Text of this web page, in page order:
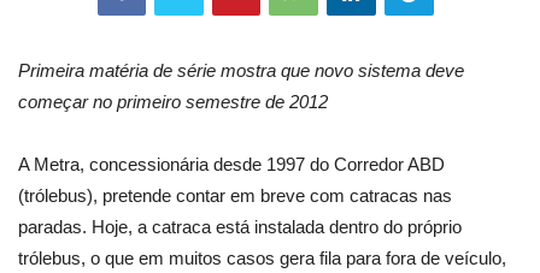
Primeira matéria de série mostra que novo sistema deve
começar no primeiro semestre de 2012
A Metra, concessionária desde 1997 do Corredor ABD
(trólebus), pretende contar em breve com catracas nas
paradas. Hoje, a catraca está instalada dentro do próprio
trólebus, o que em muitos casos gera fila para fora de veículo,